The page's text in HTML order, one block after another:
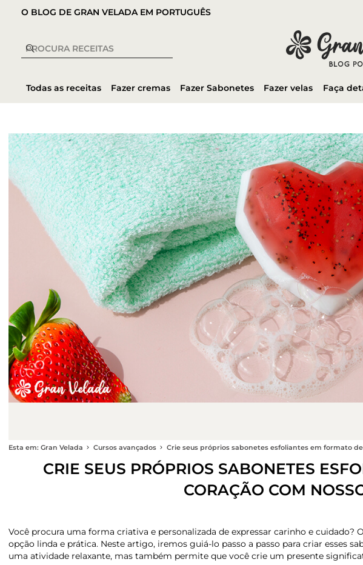
O BLOG DE GRAN VELADA EM PORTUGUÊS
Todas as receitas Fazer cremas Fazer Sabonetes Fazer velas Faça
Esta em: Gran Velada Cursos avançados Crie seus próprios sabonetes esfoliantes em formato
CRIE SEUS PRÓPRIOS SABONETES
CORAÇÃO COM
Você procura uma forma criativa e personalizada de expressar carinho e cuidado?
opção linda e prática. Neste artigo, iremos guiá-lo passo a passo para criar esses
uma atividade relaxante, mas também permite que você crie um presente